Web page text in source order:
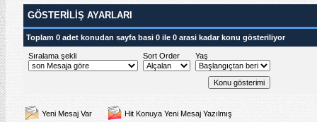
GÖSTERILIŞ AYARLARI
Toplam 0 adet konudan sayfa basi 0 ile 0 arasi kadar konu gösteriliyor
Sıralama şekli Sort Order Yaş
Yeni Mesaj Var Hit Konuya Yeni Mesaj Yazılmış